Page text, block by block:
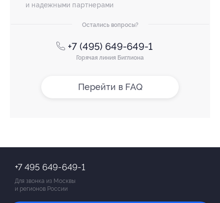
и надежными партнерами
Остались вопросы?
+7 (495) 649-649-1
Горячая линия Биглиона
Перейти в FAQ
+7 495 649-649-1
Для звонка из Москвы
и регионов России